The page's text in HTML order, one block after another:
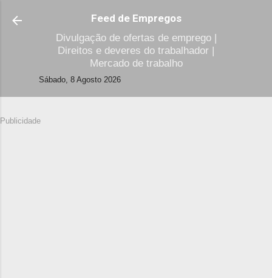
Avançar para o conteúdo principal
Feed de Empregos
Divulgação de ofertas de emprego |
Direitos e deveres do trabalhador |
Mercado de trabalho
Sábado, 8 Agosto 2026
Publicidade